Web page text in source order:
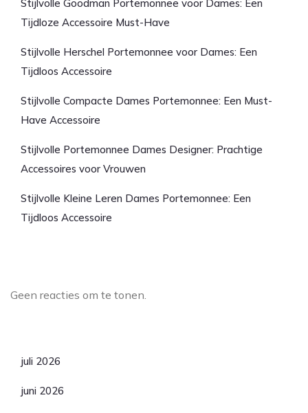
Stijlvolle Goodman Portemonnee voor Dames: Een
Tijdloze Accessoire Must-Have
Stijlvolle Herschel Portemonnee voor Dames: Een
Tijdloos Accessoire
Stijlvolle Compacte Dames Portemonnee: Een Must-
Have Accessoire
Stijlvolle Portemonnee Dames Designer: Prachtige
Accessoires voor Vrouwen
Stijlvolle Kleine Leren Dames Portemonnee: Een
Tijdloos Accessoire
Geen reacties om te tonen.
juli 2026
juni 2026